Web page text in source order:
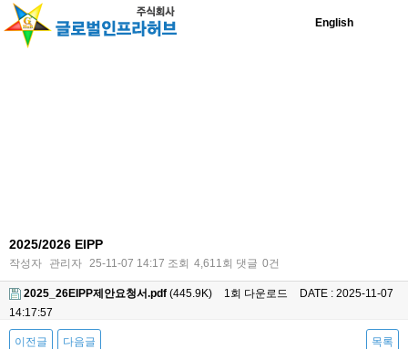
English
2025/2026 EIPP
작성자 관리자 25-11-07 14:17 조회 4,611회 댓글 0건
2025_26EIPP제안요청서.pdf (445.9K) 1회 다운로드
DATE : 2025-11-07
14:17:57
이전글 다음글 목록